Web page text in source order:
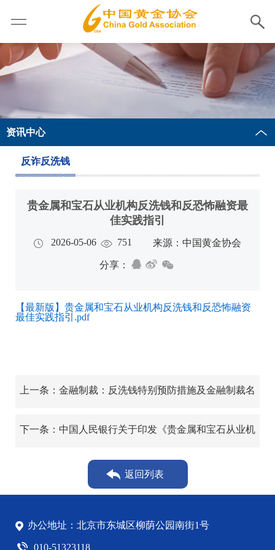
资讯中心
反诈反洗钱
贵金属和宝石从业机构反洗钱和反恐怖融资最
佳实践指引
2026-05-06 751 来源：中国黄金协会
分享：
【最新版】贵金属和宝石从业机构反洗钱和反恐怖融资
最佳实践指引.pdf
上一条：金融制裁：反洗钱特别预防措施及金融制裁名
下一条：中国人民银行关于印发《贵金属和宝石从业机
返回列表
办公地址：北京市东城区柳荫公园南街1号
010-51323118